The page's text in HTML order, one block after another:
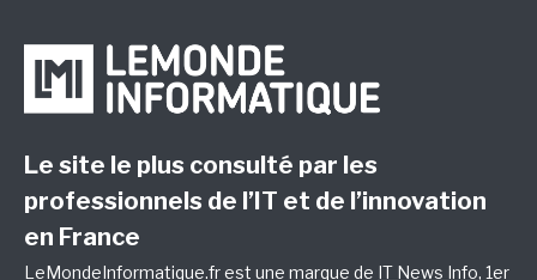
Le site le plus consulté par les
professionnels de l’IT et de l’innovation
en France
LeMondeInformatique.fr est une marque de IT News Info, 1er